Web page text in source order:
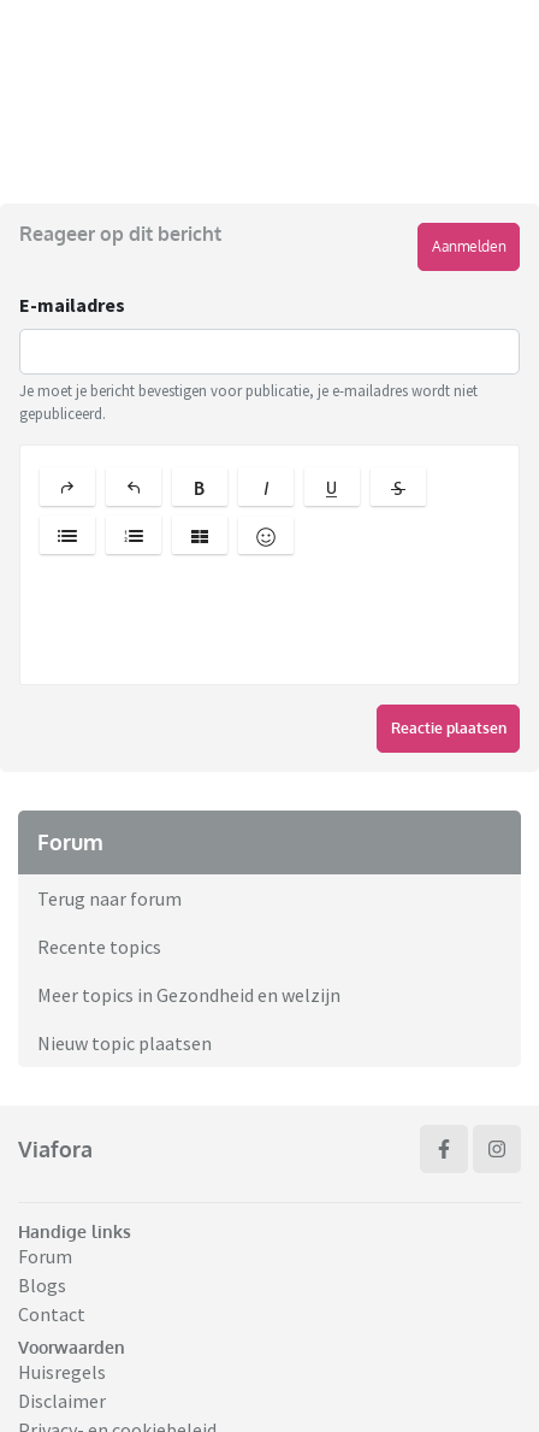
Reageer op dit bericht
Aanmelden
E-mailadres
Je moet je bericht bevestigen voor publicatie, je e-mailadres wordt niet
gepubliceerd.
Reactie plaatsen
Forum
Terug naar forum
Recente topics
Meer topics in Gezondheid en welzijn
Nieuw topic plaatsen
Viafora
Handige links
Forum
Blogs
Contact
Voorwaarden
Huisregels
Disclaimer